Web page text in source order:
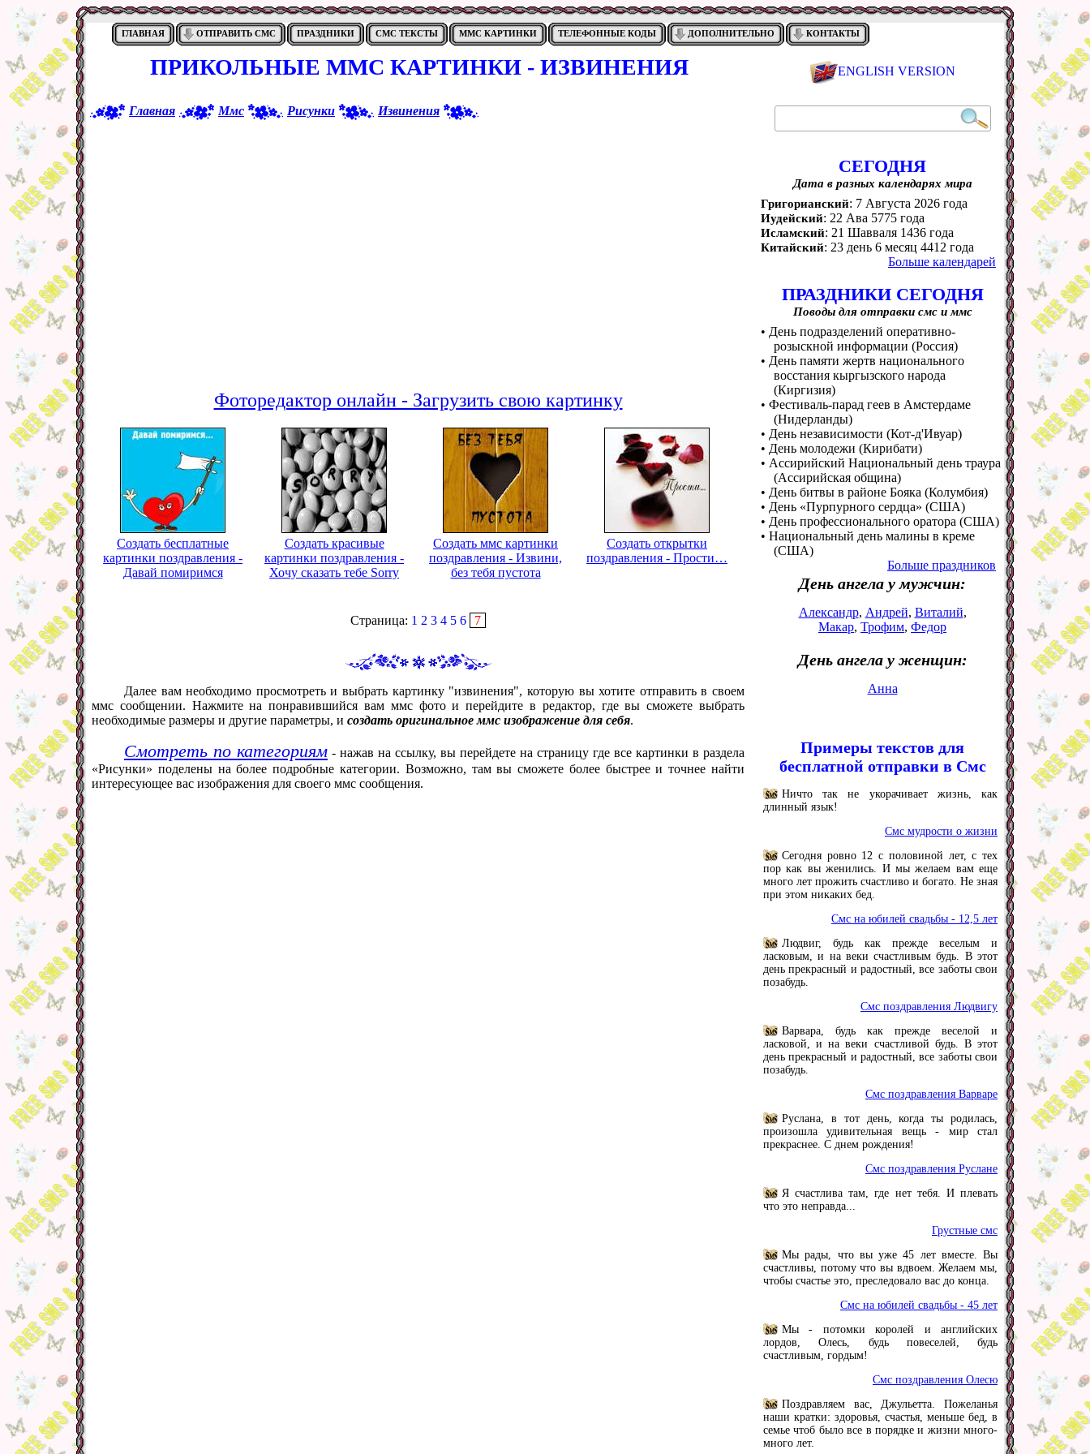
ГЛАВНАЯ ОТПРАВИТЬ СМС ПРАЗДНИКИ СМС ТЕКСТЫ ММС КАРТИНКИ ТЕЛЕФОННЫЕ КОДЫ ДОПОЛНИТЕЛЬНО КОНТАКТЫ
ПРИКОЛЬНЫЕ ММС КАРТИНКИ - ИЗВИНЕНИЯ
Главная Ммс Рисунки Извинения
Фоторедактор онлайн - Загрузить свою картинку
Создать бесплатные
картинки поздравления -
Давай помиримся
Создать красивые
картинки поздравления -
Хочу сказать тебе Sorry
Создать ммс картинки
поздравления - Извини,
без тебя пустота
Создать открытки
поздравления - Прости…
Страница: 1 2 3 4 5 6 7
Далее вам необходимо просмотреть и выбрать картинку "извинения", которую вы хотите отправить в своем
ммс сообщении. Нажмите на понравившийся вам ммс фото и перейдите в редактор, где вы сможете выбрать
необходимые размеры и другие параметры, и создать оригинальное ммс изображение для себя.
Смотреть по категориям - нажав на ссылку, вы перейдете на страницу где все картинки в раздела
«Рисунки» поделены на более подробные категории. Возможно, там вы сможете более быстрее и точнее найти
интересующее вас изображения для своего ммс сообщения.
ENGLISH VERSION
СЕГОДНЯ
Дата в разных календарях мира
Григорианский: 7 Августа 2026 года
Иудейский: 22 Ава 5775 года
Исламский: 21 Шавваля 1436 года
Китайский: 23 день 6 месяц 4412 года
Больше календарей
ПРАЗДНИКИ СЕГОДНЯ
Поводы для отправки смс и ммс
• День подразделений оперативно-
розыскной информации (Россия)
• День памяти жертв национального
восстания кыргызского народа
(Киргизия)
• Фестиваль-парад геев в Амстердаме
(Нидерланды)
• День независимости (Кот-д'Ивуар)
• День молодежи (Кирибати)
• Ассирийский Национальный день траура
(Ассирийская община)
• День битвы в районе Бояка (Колумбия)
• День «Пурпурного сердца» (США)
• День профессионального оратора (США)
• Национальный день малины в креме
(США)
Больше праздников
День ангела у мужчин:
Александр, Андрей, Виталий,
Макар, Трофим, Федор
День ангела у женщин:
Анна
Примеры текстов для
бесплатной отправки в Смс
Ничто так не укорачивает жизнь, как
длинный язык!
Смс мудрости о жизни
Сегодня ровно 12 с половиной лет, с тех
пор как вы женились. И мы желаем вам еще
много лет прожить счастливо и богато. Не зная
при этом никаких бед.
Смс на юбилей свадьбы - 12,5 лет
Людвиг, будь как прежде веселым и
ласковым, и на веки счастливым будь. В этот
день прекрасный и радостный, все заботы свои
позабудь.
Смс поздравления Людвигу
Варвара, будь как прежде веселой и
ласковой, и на веки счастливой будь. В этот
день прекрасный и радостный, все заботы свои
позабудь.
Смс поздравления Варваре
Руслана, в тот день, когда ты родилась,
произошла удивительная вещь - мир стал
прекраснее. С днем рождения!
Смс поздравления Руслане
Я счастлива там, где нет тебя. И плевать
что это неправда...
Грустные смс
Мы рады, что вы уже 45 лет вместе. Вы
счастливы, потому что вы вдвоем. Желаем мы,
чтобы счастье это, преследовало вас до конца.
Смс на юбилей свадьбы - 45 лет
Мы - потомки королей и английских
лордов, Олесь, будь повеселей, будь
счастливым, гордым!
Смс поздравления Олесю
Поздравляем вас, Джульетта. Пожеланья
наши кратки: здоровья, счастья, меньше бед, в
семье чтоб было все в порядке и жизни много-
много лет.